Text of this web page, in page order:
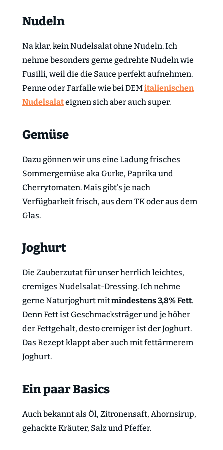
Nudeln
Na klar, kein Nudelsalat ohne Nudeln. Ich
nehme besonders gerne gedrehte Nudeln wie
Fusilli, weil die die Sauce perfekt aufnehmen.
Penne oder Farfalle wie bei DEMitalienischen
Nudelsalateignen sich aber auch super.
Gemüse
Dazu gönnen wir uns eine Ladung frisches
Sommergemüse aka Gurke, Paprika und
Cherrytomaten. Mais gibt's je nach
Verfügbarkeit frisch, aus dem TK oder aus dem
Glas.
Joghurt
Die Zauberzutat für unser herrlich leichtes,
cremiges Nudelsalat-Dressing. Ich nehme
gerne Naturjoghurt mitmindestens 3,8% Fett.
Denn Fett ist Geschmacksträger und je höher
der Fettgehalt, desto cremiger ist der Joghurt.
Das Rezept klappt aber auch mit fettärmerem
Joghurt.
Ein paar Basics
Auch bekannt als Öl, Zitronensaft, Ahornsirup,
gehackte Kräuter, Salz und Pfeffer.